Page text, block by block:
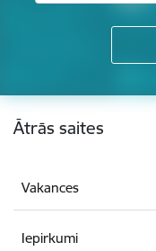
Kājene
Ātrās saites
Vakances
Iepirkumi